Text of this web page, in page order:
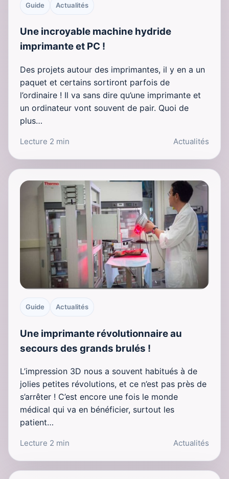
Guide Actualités
Une incroyable machine hydride
imprimante et PC !
Des projets autour des imprimantes, il y en a un
paquet et certains sortiront parfois de
l’ordinaire ! Il va sans dire qu’une imprimante et
un ordinateur vont souvent de pair. Quoi de
plus…
Lecture 2 min Actualités
Guide Actualités
Une imprimante révolutionnaire au
secours des grands brulés !
L’impression 3D nous a souvent habitués à de
jolies petites révolutions, et ce n’est pas près de
s’arrêter ! C’est encore une fois le monde
médical qui va en bénéficier, surtout les
patient…
Lecture 2 min Actualités